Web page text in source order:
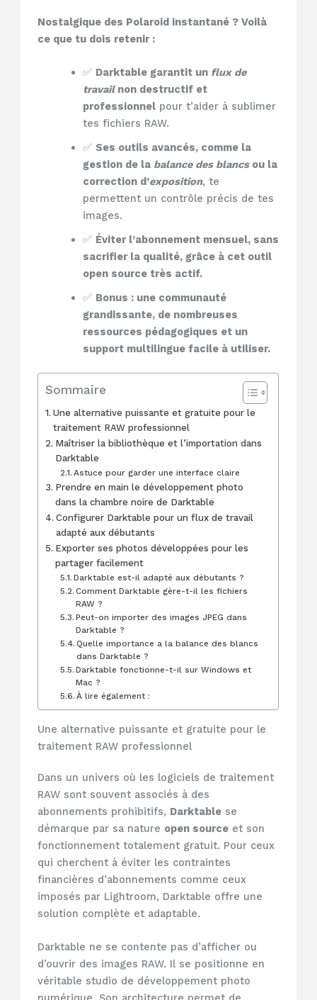
Nostalgique des Polaroid instantané ? Voilà
ce que tu dois retenir :
✅ Darktable garantit un flux de
travailnon destructif et
professionnelpour t’aider à sublimer
tes fichiers RAW.
✅ Ses outils avancés, comme la
gestion de la balance des blancsou la
correction d’exposition, te
permettent un contrôle précis de tes
images.
✅ Éviter l’abonnement mensuel, sans
sacrifier la qualité, grâce à cet outil
open source très actif.
✅ Bonus : une communauté
grandissante, de nombreuses
ressources pédagogiques et un
support multilingue facile à utiliser.
Sommaire
Une alternative puissante et gratuite pour le
traitement RAW professionnel
Maîtriser la bibliothèque et l’importation dans
Darktable
Astuce pour garder une interface claire
Prendre en main le développement photo
dans la chambre noire de Darktable
Configurer Darktable pour un flux de travail
adapté aux débutants
Exporter ses photos développées pour les
partager facilement
Darktable est-il adapté aux débutants ?
Comment Darktable gère-t-il les fichiers
RAW ?
Peut-on importer des images JPEG dans
Darktable ?
Quelle importance a la balance des blancs
dans Darktable ?
Darktable fonctionne-t-il sur Windows et
Mac ?
À lire également :
Une alternative puissante et gratuite pour le
traitement RAW professionnel
Dans un univers où les logiciels de traitement
RAW sont souvent associés à des
abonnements prohibitifs, Darktable se
démarque par sa nature open source et son
fonctionnement totalement gratuit. Pour ceux
qui cherchent à éviter les contraintes
financières d’abonnements comme ceux
imposés par Lightroom, Darktable offre une
solution complète et adaptable.
Darktable ne se contente pas d’afficher ou
d’ouvrir des images RAW. Il se positionne en
véritable studio de développement photo